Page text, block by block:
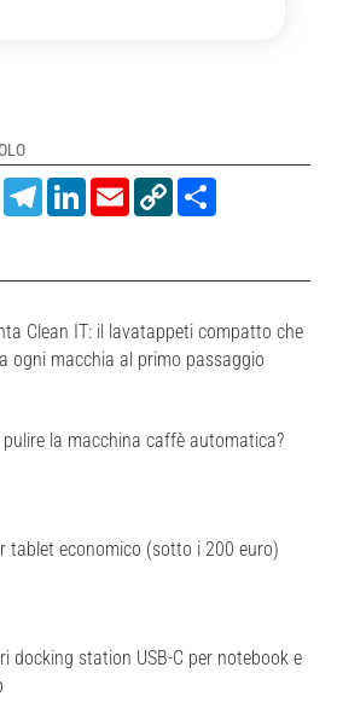
WhatsAppTelegramLinkedInEmail Copy
Link
Clean IT: il lavatappeti compatto che
ogni macchia al primo passaggio
pulire la macchina caffè automatica?
tablet economico (sotto i 200 euro)
docking station USB-C per notebook e